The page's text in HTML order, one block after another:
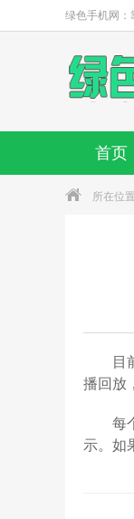
绿色手机网：
首页
所在位
目前
播回放
每个
示。如